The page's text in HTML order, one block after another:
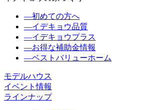
―初めての方へ
―イデキョウ品質
―イデキョウプラス
―お得な補助金情報
―ベストバリューホーム
モデルハウス
イベント情報
ラインナップ